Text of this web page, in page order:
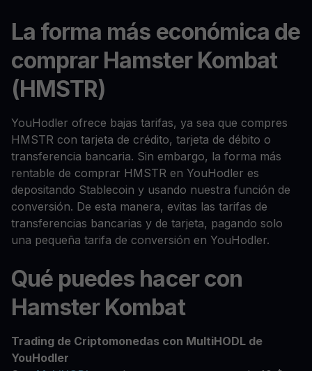
La forma más económica de
comprar Hamster Kombat
(HMSTR)
YouHodler ofrece bajas tarifas, ya sea que compres
HMSTR con tarjeta de crédito, tarjeta de débito o
transferencia bancaria. Sin embargo, la forma más
rentable de comprar HMSTR en YouHodler es
depositando Stablecoin y usando nuestra función de
conversión. De esta manera, evitas las tarifas de
transferencias bancarias y de tarjeta, pagando solo
una pequeña tarifa de conversión en YouHodler.
Qué puedes hacer con
Hamster Kombat
Trading de Criptomonedas con MultiHODL de
YouHodler